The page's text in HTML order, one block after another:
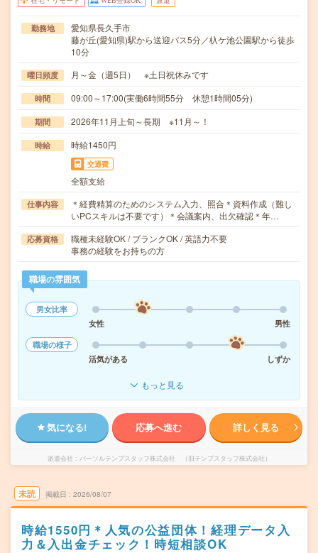
勤務地
愛知県長久手市
藤が丘(愛知県)駅から送迎バス5分／杁ケ池公園駅から徒歩
10分
曜日頻度 月～金（週5日） ※土日祝休みです
時間 09:00～17:00(実働6時間55分 休憩1時間05分)
期間 2026年11月上旬～長期 ※11月～！
時給 時給1450円
交通費
全額支給
仕事内容
＊経費精算のためのシステム入力、照合＊資料作成（難し
いPCスキルは不要です）＊会議案内、出欠確認＊年…
応募資格
職種未経験OK / ブランクOK / 英語力不要
事務の経験をお持ちの方
職場の雰囲気
男女比率
女性
男性
職場の様子
活気がある
しずか
もっと見る
気になる! 応募へ進む 詳しく見る
派遣会社 パーソルテンプスタッフ株式会社 （旧テンプスタッフ株式会社）
未読 掲載日 2026/08/07
時給1550円＊人気の公益団体！経理データ入
力＆入出金チェック！時短相談OK